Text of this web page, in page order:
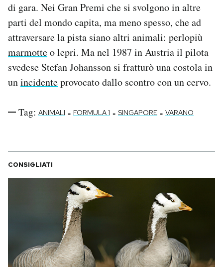
di gara. Nei Gran Premi che si svolgono in altre
parti del mondo capita, ma meno spesso, che ad
attraversare la pista siano altri animali: perlopiù
marmotteo lepri. Ma nel 1987 in Austria il pilota
svedese Stefan Johansson si fratturò una costola in
unincidenteprovocato dallo scontro con un cervo.
Tag: ANIMALI - FORMULA 1 - SINGAPORE - VARANO
CONSIGLIATI